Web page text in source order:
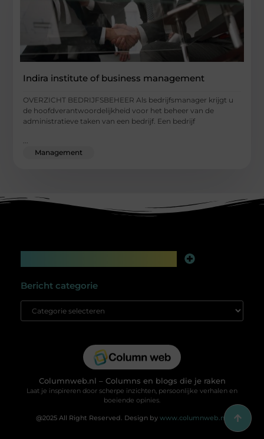
Indira institute of business management
OVERZICHT BEDRIJFSBEHEER Als bedrijfsmanager krijgt u
de hoofdverantwoordelijkheid voor het beheer van de
administratieve taken van een bedrijf. Een bedrijf
Management
Bericht categorie
Columnweb.nl – Columns en blogs die je raken
Laat je inspireren door scherpe inzichten, persoonlijke verhalen en
boeiende opinies.
@2025 All Right Reserved. Design by www.columnweb.nl.